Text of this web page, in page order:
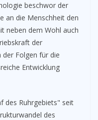
beschwor der
an die Menschheit den
neben dem Wohl auch
der
der Folgen für die
Entwicklung
des Ruhrgebiets" seit
des